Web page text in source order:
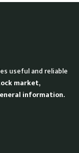
useful and reliable
market,
information.